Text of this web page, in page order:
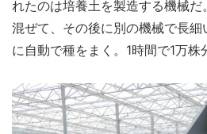
れたのは培養土を製造する機械
混ぜて、その後に別の機械で長
に自動で種をまく。1時間で1万株